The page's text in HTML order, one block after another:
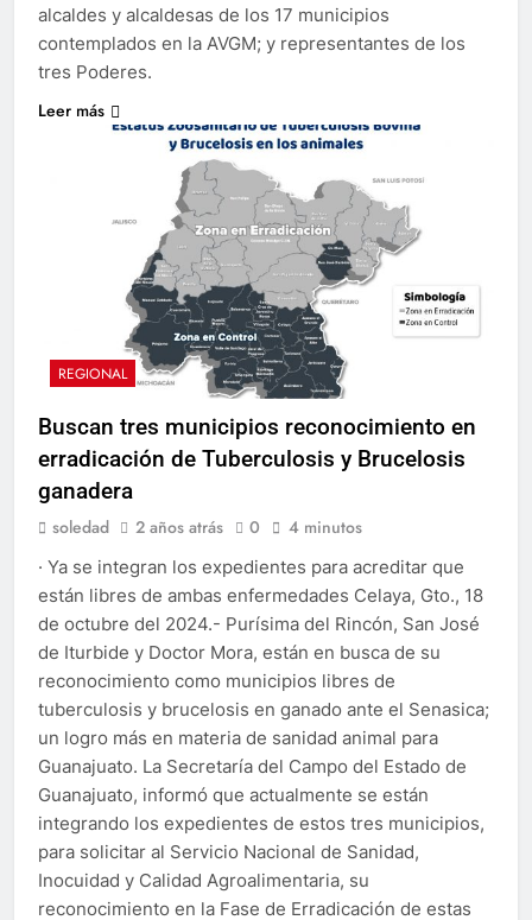
alcaldes y alcaldesas de los 17 municipios
contemplados en la AVGM; y representantes de los
tres Poderes.
Leer más
REGIONAL
Buscan tres municipios reconocimiento en
erradicación de Tuberculosis y Brucelosis
ganadera
soledad 2 años atrás 0 4 minutos
· Ya se integran los expedientes para acreditar que
están libres de ambas enfermedades Celaya, Gto., 18
de octubre del 2024.- Purísima del Rincón, San José
de Iturbide y Doctor Mora, están en busca de su
reconocimiento como municipios libres de
tuberculosis y brucelosis en ganado ante el Senasica;
un logro más en materia de sanidad animal para
Guanajuato. La Secretaría del Campo del Estado de
Guanajuato, informó que actualmente se están
integrando los expedientes de estos tres municipios,
para solicitar al Servicio Nacional de Sanidad,
Inocuidad y Calidad Agroalimentaria, su
reconocimiento en la Fase de Erradicación de estas